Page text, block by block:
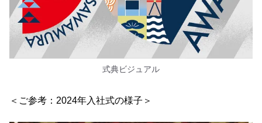
式典ビジュアル
＜ご参考：2024年入社式の様子＞